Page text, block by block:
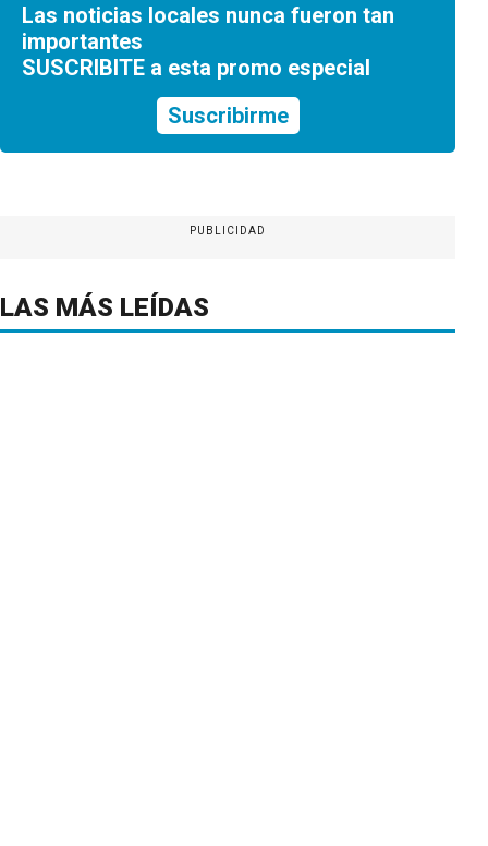
Las noticias locales nunca fueron tan
importantes
SUSCRIBITE a esta promo especial
Suscribirme
PUBLICIDAD
LAS MÁS LEÍDAS